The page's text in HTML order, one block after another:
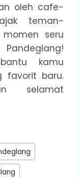
oleh cafe-
teman-
seru
kamu
favorit baru.
selamat